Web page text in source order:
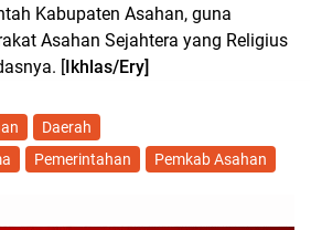
Kabupaten Asahan, guna
Asahan Sejahtera yang Religius
[Ikhlas/Ery]
Daerah
Pemerintahan Pemkab Asahan